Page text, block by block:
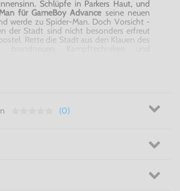
Schlüpfe in Parkers Haut, und
für GameBoy Advance seine neuen
werde zu Spider-Man. Doch Vorsicht -
der Stadt sind nicht besonders erfreut
Rette die Stadt aus den Klauen des
aus den Szenen des Films mit
(0)